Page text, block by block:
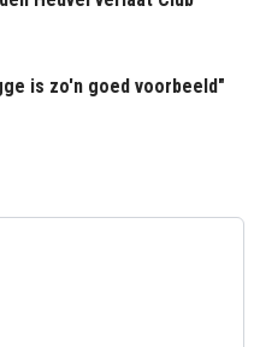
is zo'n goed voorbeeld"